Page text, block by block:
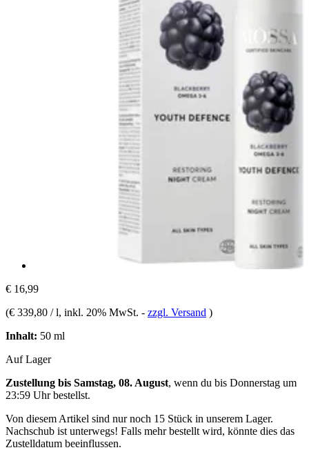
€ 16,99
(€ 339,80 / l, inkl. 20% MwSt. - zzgl. Versand )
Inhalt: 50 ml
Auf Lager
Zustellung bis Samstag, 08. August, wenn du bis Donnerstag um
23:59 Uhrbestellst.
Von diesem Artikel sind nur noch 15 Stück in unserem Lager.
Nachschub ist unterwegs! Falls mehr bestellt wird, könnte dies das
Zustelldatum beeinflussen.